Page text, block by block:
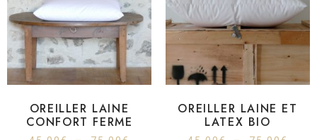
OREILLER LAINE
CONFORT FERME
OREILLER LAINE ET
LATEX BIO